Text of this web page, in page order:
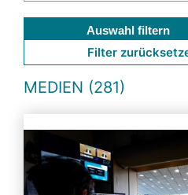
Auswahl filtern
Filter
MEDIEN (281)